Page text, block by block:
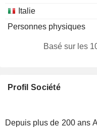
Italie
Personnes physiques
Australie
Japon
Basé sur les
Profil Société
Depuis plus de 200 ans